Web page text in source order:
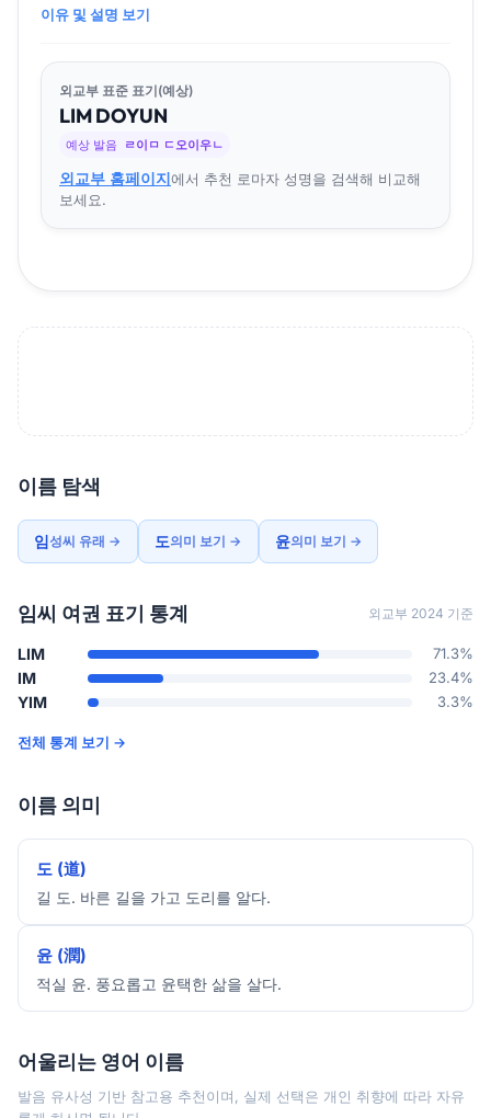
이유 및 설명 보기
외교부 표준 표기(예상)
LIMDOYUN
예상 발음 ㄹ이ㅁ ㄷ오이우ㄴ
외교부 홈페이지에서 추천 로마자 성명을 검색해 비교해
보세요.
이름 탐색
임성씨 유래 → 도의미 보기 → 윤의미 보기 →
임씨 여권 표기 통계 외교부 2024 기준
LIM 71.3%
IM 23.4%
YIM 3.3%
전체 통계 보기 →
이름 의미
도 (道)
길 도. 바른 길을 가고 도리를 알다.
윤 (潤)
적실 윤. 풍요롭고 윤택한 삶을 살다.
어울리는 영어 이름
발음 유사성 기반 참고용 추천이며, 실제 선택은 개인 취향에 따라 자유